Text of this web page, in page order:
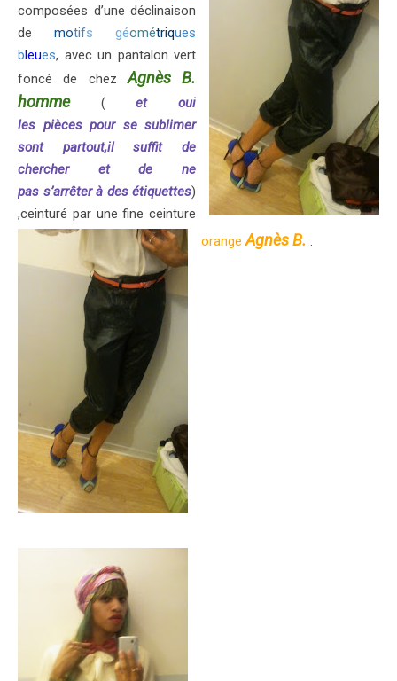
composées d’une déclinaison
de motifs géométriques
bleues, avec un pantalon vert
foncé de chezAgnès B.
homme(
et oui
les pièces pour se sublimer
sont partout,il suffit de
chercher et de ne
pas s’arrêter à des étiquettes)
,ceinturé par une fine ceinture
orange Agnès B. .